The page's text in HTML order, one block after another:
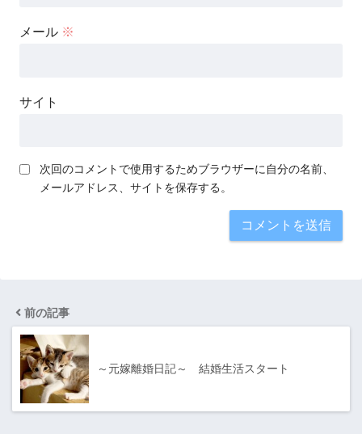
メール ※
サイト
次回のコメントで使用するためブラウザーに自分の名前、
メールアドレス、サイトを保存する。
前の記事
～元嫁離婚日記～ 結婚生活スタート